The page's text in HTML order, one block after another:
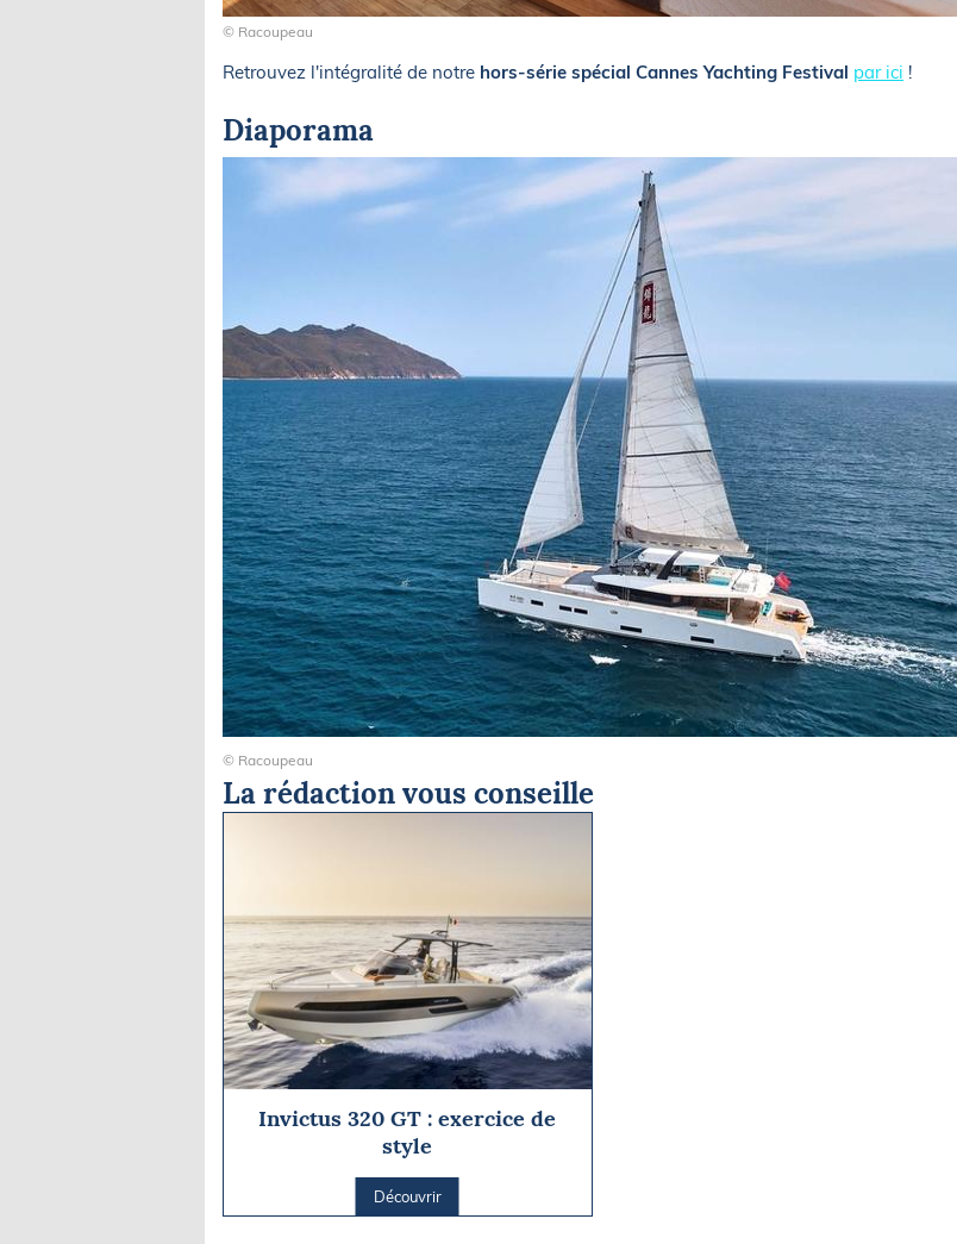
© Racoupeau
Retrouvez l'intégralité de notre hors-série spécial Cannes Yachting Festival par ici !
Diaporama
© Racoupeau
La rédaction vous conseille
Invictus 320 GT : exercice de
style
Découvrir